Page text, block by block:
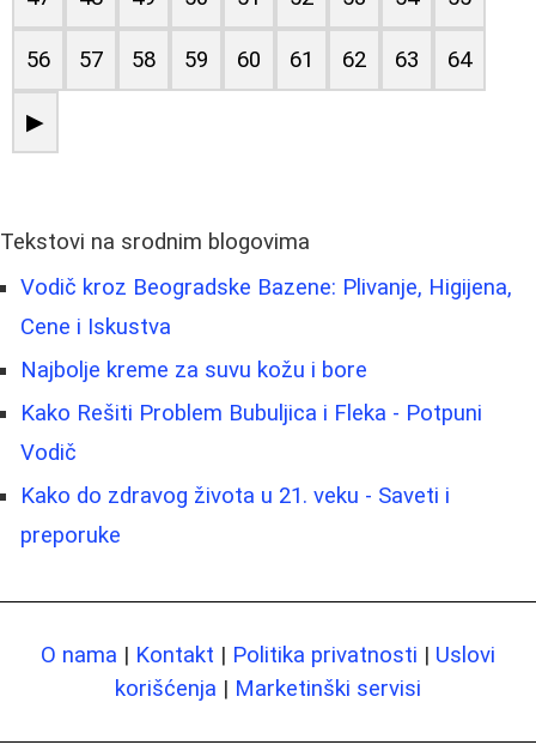
56 57 58 59 60 61 62 63 64
▶
Tekstovi na srodnim blogovima
Vodič kroz Beogradske Bazene: Plivanje, Higijena,
Cene i Iskustva
Najbolje kreme za suvu kožu i bore
Kako Rešiti Problem Bubuljica i Fleka - Potpuni
Vodič
Kako do zdravog života u 21. veku - Saveti i
preporuke
O nama | Kontakt | Politika privatnosti | Uslovi
korišćenja | Marketinški servisi